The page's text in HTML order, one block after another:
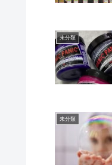
未分類
未分類